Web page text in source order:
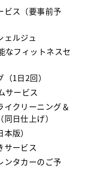
ビス（要事前予
ルジュ
なフィットネスセ
1日2回）
サービス
イクリーニング＆
日仕上げ）
版）
サービス
ンタカーのご予